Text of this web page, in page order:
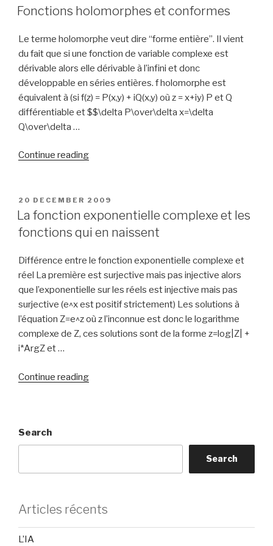
de
et
conséquences
remarquables”
ON
Fonctions holomorphes et conformes
Le terme holomorphe veut dire “forme entière”. Il vient
du fait que si une fonction de variable complexe est
dérivable alors elle dérivable à l’infini et donc
développable en séries entières. f holomorphe est
équivalent à (si f(z) = P(x,y) + iQ(x,y) où z = x+iy) P et Q
différentiable et $$\delta P\over\delta x=\delta
Q\over\delta …
Continue reading“Fonctions
conformes”
POSTED
ON
20 DECEMBER 2009
La fonction exponentielle complexe et les
fonctions qui en naissent
Différence entre le fonction exponentielle complexe et
réel La première est surjective mais pas injective alors
que l’exponentielle sur les réels est injective mais pas
surjective (e^x est positif strictement) Les solutions à
l’équation Z=e^z où z l’inconnue est donc le logarithme
complexe de Z, ces solutions sont de la forme z=log|Z| +
i*ArgZ et …
Continue reading“La
naissent”
Search
Search
Articles récents
L’IA